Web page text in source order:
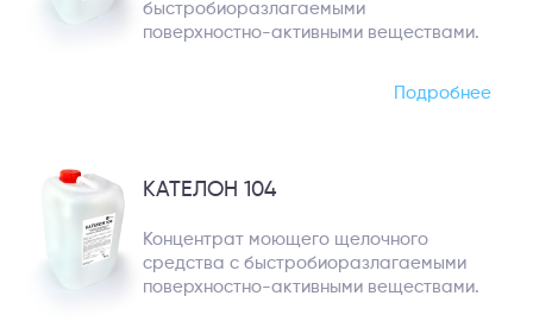
быстробиоразлагаемыми
поверхностно-активными веществами.
Подробнее
КАТЕЛОН 104
Концентрат моющего щелочного
средства с быстробиоразлагаемыми
поверхностно-активными веществами.